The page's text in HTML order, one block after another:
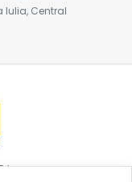
Iulia, Central